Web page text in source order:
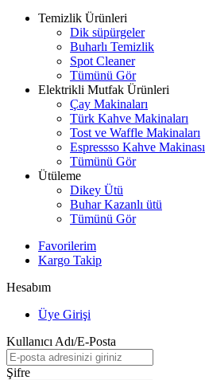
Temizlik Ürünleri
Dik süpürgeler
Buharlı Temizlik
Spot Cleaner
Tümünü Gör
Elektrikli Mutfak Ürünleri
Çay Makinaları
Türk Kahve Makinaları
Tost ve Waffle Makinaları
Espressso Kahve Makinası
Tümünü Gör
Ütüleme
Dikey Ütü
Buhar Kazanlı ütü
Tümünü Gör
Favorilerim
Kargo Takip
Hesabım
Üye Girişi
Kullanıcı Adı/E-Posta
Şifre